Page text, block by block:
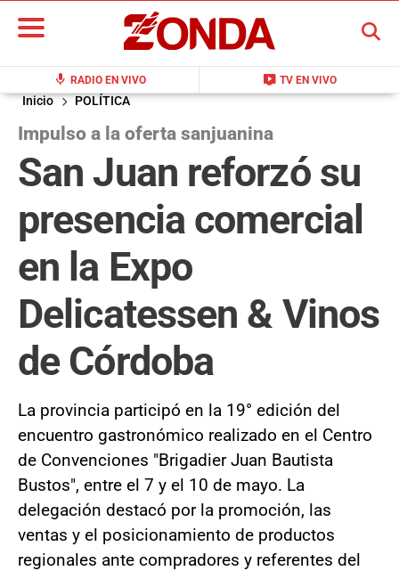
mic RADIO EN VIVO live_tv TV EN VIVO
BUSCAR
Inicio POLÍTICA
Impulso a la oferta sanjuanina
San Juan reforzó su
presencia comercial
en la Expo
Delicatessen & Vinos
de Córdoba
La provincia participó en la 19° edición del
encuentro gastronómico realizado en el Centro
de Convenciones "Brigadier Juan Bautista
Bustos", entre el 7 y el 10 de mayo. La
delegación destacó por la promoción, las
ventas y el posicionamiento de productos
regionales ante compradores y referentes del